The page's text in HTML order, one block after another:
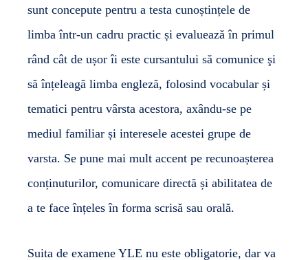
sunt concepute pentru a testa cunoștințele de
limba într-un cadru practic și evaluează în primul
rând cât de ușor îi este cursantului să comunice şi
să înțeleagă limba engleză, folosind vocabular și
tematici pentru vârsta acestora, axându-se pe
mediul familiar și interesele acestei grupe de
varsta. Se pune mai mult accent pe recunoașterea
conținuturilor, comunicare directă și abilitatea de
a te face înțeles în forma scrisă sau orală.
Suita de examene YLE nu este obligatorie, dar va